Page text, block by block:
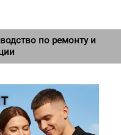
по ремонту и